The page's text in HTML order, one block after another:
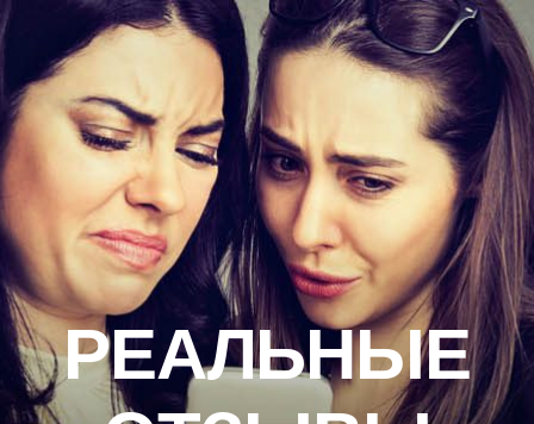
РЕАЛЬНЫЕ